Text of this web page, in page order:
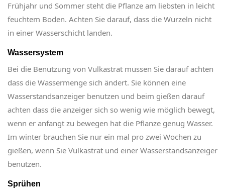
Frühjahr und Sommer steht die Pflanze am liebsten in leicht
feuchtem Boden. Achten Sie darauf, dass die Wurzeln nicht
in einer Wasserschicht landen.
Wassersystem
Bei die Benutzung von Vulkastrat mussen Sie darauf achten
dass die Wassermenge sich ändert. Sie können eine
Wasserstandsanzeiger benutzen und beim gießen darauf
achten dass die anzeiger sich so wenig wie möglich bewegt,
wenn er anfangt zu bewegen hat die Pflanze genug Wasser.
Im winter brauchen Sie nur ein mal pro zwei Wochen zu
gießen, wenn Sie Vulkastrat und einer Wasserstandsanzeiger
benutzen.
Sprühen